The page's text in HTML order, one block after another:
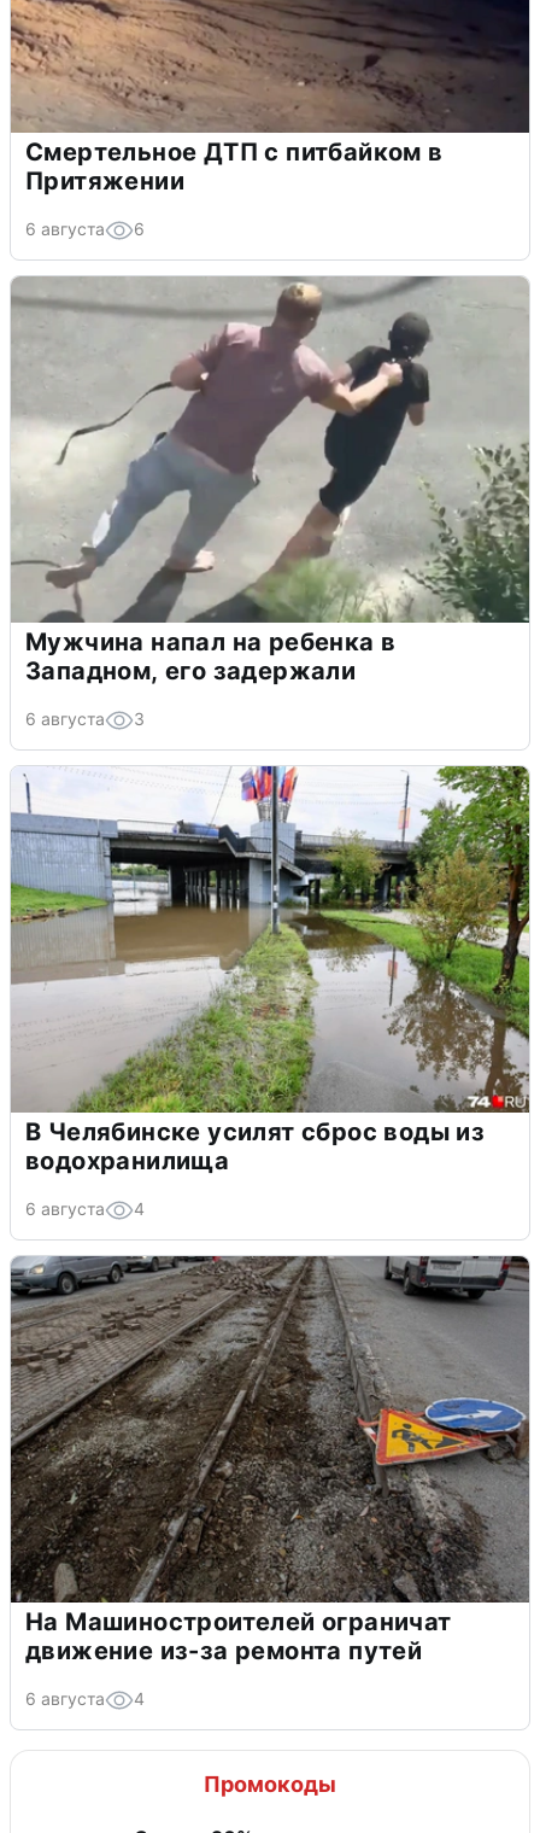
Смертельное ДТП с питбайком в
Притяжении
6 августа 6
Мужчина напал на ребенка в
Западном, его задержали
6 августа 3
В Челябинске усилят сброс воды из
водохранилища
6 августа 4
На Машиностроителей ограничат
движение из-за ремонта путей
6 августа 4
Промокоды